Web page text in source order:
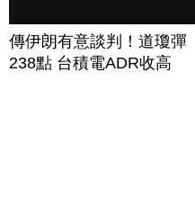
傳伊朗有意談判！道瓊彈
238點 台積電ADR收高